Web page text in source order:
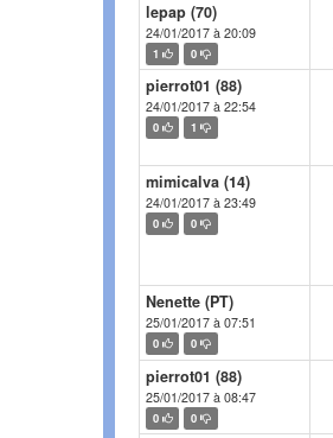
lepap (70)
24/01/2017 à 20:09
1 0
pierrot01 (88)
24/01/2017 à 22:54
0 1
mimicalva (14)
24/01/2017 à 23:49
0 0
Nenette (PT)
25/01/2017 à 07:51
0 0
pierrot01 (88)
25/01/2017 à 08:47
0 0